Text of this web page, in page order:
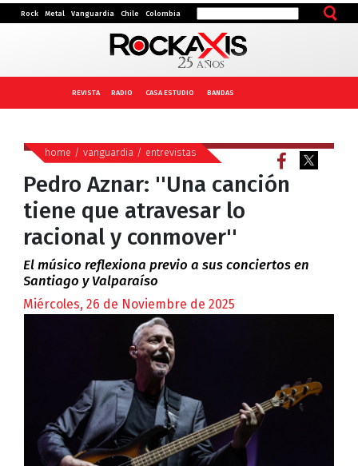
Rock Metal Vanguardia Chile Colombia
REVISTA RADIO CASA ESTUDIO BANDAS
home / vanguardia/ entrevistas
Pedro Aznar: ''Una canción
tiene que atravesar lo
racional y conmover''
El músico reflexiona previo a sus conciertos en
Santiago y Valparaíso
Miércoles, 26 de Noviembre de 2025